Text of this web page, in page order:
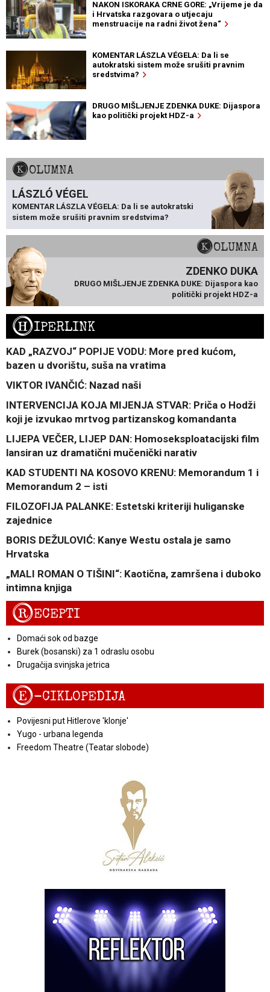
NAKON ISKORAKA CRNE GORE: „Vrijeme je da
i Hrvatska razgovara o utjecaju
menstruacije na radni život žena“
KOMENTAR LÁSZLA VÉGELA: Da li se
autokratski sistem može srušiti pravnim
sredstvima?
DRUGO MIŠLJENJE ZDENKA DUKE: Dijaspora
kao politički projekt HDZ-a
KOLUMNA
LÁSZLÓ VÉGEL
KOMENTAR LÁSZLA VÉGELA: Da li se autokratski
sistem može srušiti pravnim sredstvima?
KOLUMNA
ZDENKO DUKA
DRUGO MIŠLJENJE ZDENKA DUKE: Dijaspora kao
politički projekt HDZ-a
HIPERLINK
KAD „RAZVOJ“ POPIJE VODU: More pred kućom,
bazen u dvorištu, suša na vratima
VIKTOR IVANČIĆ: Nazad naši
INTERVENCIJA KOJA MIJENJA STVAR: Priča o Hodži
koji je izvukao mrtvog partizanskog komandanta
LIJEPA VEČER, LIJEP DAN: Homoseksploatacijski film
lansiran uz dramatični mučenički narativ
KAD STUDENTI NA KOSOVO KRENU: Memorandum 1 i
Memorandum 2 – isti
FILOZOFIJA PALANKE: Estetski kriteriji huliganske
zajednice
BORIS DEŽULOVIĆ: Kanye Westu ostala je samo
Hrvatska
„MALI ROMAN O TIŠINI“: Kaotična, zamršena i duboko
intimna knjiga
RECEPTI
Domaći sok od bazge
Burek (bosanski) za 1 odraslu osobu
Drugačija svinjska jetrica
E-CIKLOPEDIJA
Povijesni put Hitlerove 'klonje'
Yugo - urbana legenda
Freedom Theatre (Teatar slobode)